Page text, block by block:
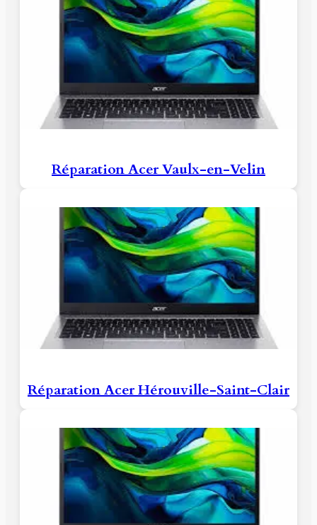
Réparation Acer Vaulx-en-Velin
Réparation Acer Hérouville-Saint-Clair